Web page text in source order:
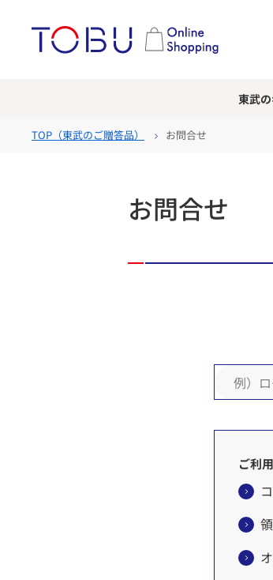
東武
TOP（東武のご贈答品） お問合せ
お問合せ
ご利